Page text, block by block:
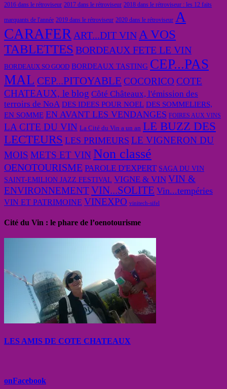
2016 dans le rétroviseur 2017 dans le rétroviseur 2018 dans le rétroviseur : les 12 faits
marquants de l'année 2019 dans le rétroviseur 2020 dans le rétroviseur A
CARAFER ART...DIT VIN A VOS
TABLETTES BORDEAUX FETE LE VIN
BORDEAUX SO GOOD BORDEAUX TASTING CEP...PAS
MAL CEP...PITOYABLE COCORICO COTE
CHATEAUX, le blog Côté Châteaux, l'émission des
terroirs de NoA DES IDEES POUR NOEL DES SOMMELIERS,
EN SOMME EN AVANT LES VENDANGES FOIRES AUX VINS
LA CITE DU VIN La Cité du Vin a un an LE BUZZ DES
LECTEURS LES PRIMEURS LE VIGNERON DU
MOIS METS ET VIN Non classé
OENOTOURISME PAROLE D'EXPERT SAGA DU VIN
SAINT-EMILION JAZZ FESTIVAL VIGNE & VIN VIN &
ENVIRONNEMENTVIN...SOLITE Vin...tempéries
VIN ET PATRIMOINE VINEXPO vinitech-sifel
Cité du Vin : le phare de l’oenotourisme
LES AMIS DE COTE CHATEAUX
onFacebook